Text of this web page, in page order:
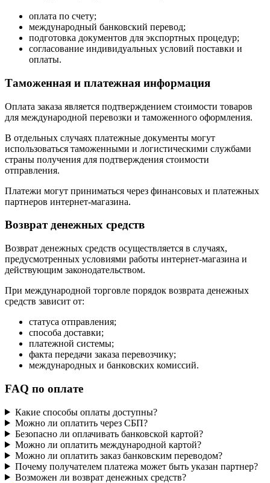
оплата по счету;
международный банковский перевод;
подготовка документов для экспортных процедур;
согласование индивидуальных условий поставки и
оплаты.
Таможенная и платежная информация
Оплата заказа является подтверждением стоимости товаров
для международной перевозки и таможенного оформления.
В отдельных случаях платежные документы могут
использоваться таможенными и логистическими службами
страны получения для подтверждения стоимости
отправления.
Платежи могут приниматься через финансовых и платежных
партнеров интернет-магазина.
Возврат денежных средств
Возврат денежных средств осуществляется в случаях,
предусмотренных условиями работы интернет-магазина и
действующим законодательством.
При международной торговле порядок возврата денежных
средств зависит от:
статуса отправления;
способа доставки;
платежной системы;
факта передачи заказа перевозчику;
международных и банковских комиссий.
FAQ по оплате
Какие способы оплаты доступны?
Можно ли оплатить через СБП?
Безопасно ли оплачивать банковской картой?
Можно ли оплатить международной картой?
Можно ли оплатить заказ банковским переводом?
Почему получателем платежа может быть указан партнер?
Возможен ли возврат денежных средств?